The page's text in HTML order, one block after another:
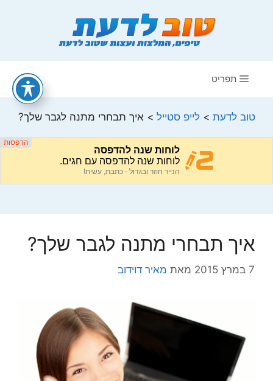
תפריט
טוב לדעת >לייפ סטייל >איך תבחרי מתנה לגבר שלך?
איך תבחרי מתנה לגבר שלך?
7 במרץ 2015 מאת מאיר דוידוב